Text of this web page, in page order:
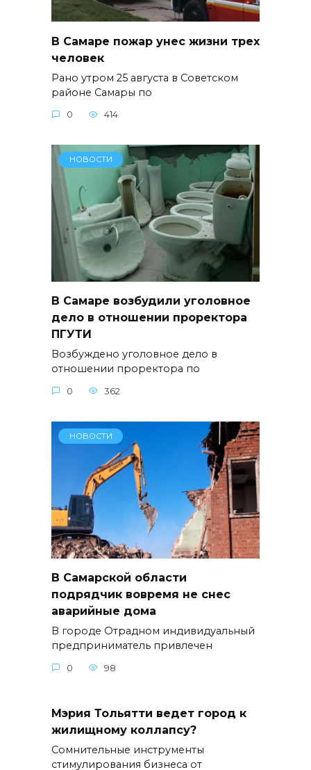
В Самаре пожар унес жизни трех
человек
Рано утром 25 августа в Советском
районе Самары по
0 414
НОВОСТИ
В Самаре возбудили уголовное
дело в отношении проректора
ПГУТИ
Возбуждено уголовное дело в
отношении проректора по
0 362
НОВОСТИ
В Самарской области
подрядчик вовремя не снес
аварийные дома
В городе Отрадном индивидуальный
предприниматель привлечен
0 98
Мэрия Тольятти ведет город к
жилищному коллапсу?
Сомнительные инструменты
стимулирования бизнеса от